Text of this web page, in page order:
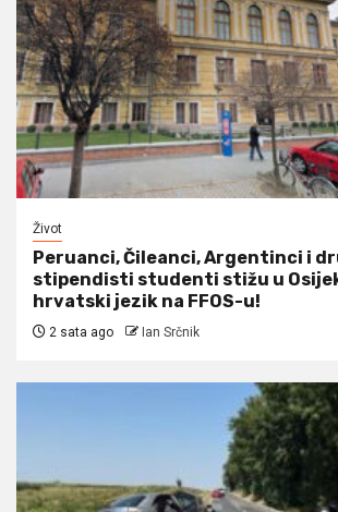
Život
Peruanci, Čileanci, Argentinci i
stipendisti studenti stižu u
hrvatski jezik na FFOS-u!
2 sata ago Ian Srčnik